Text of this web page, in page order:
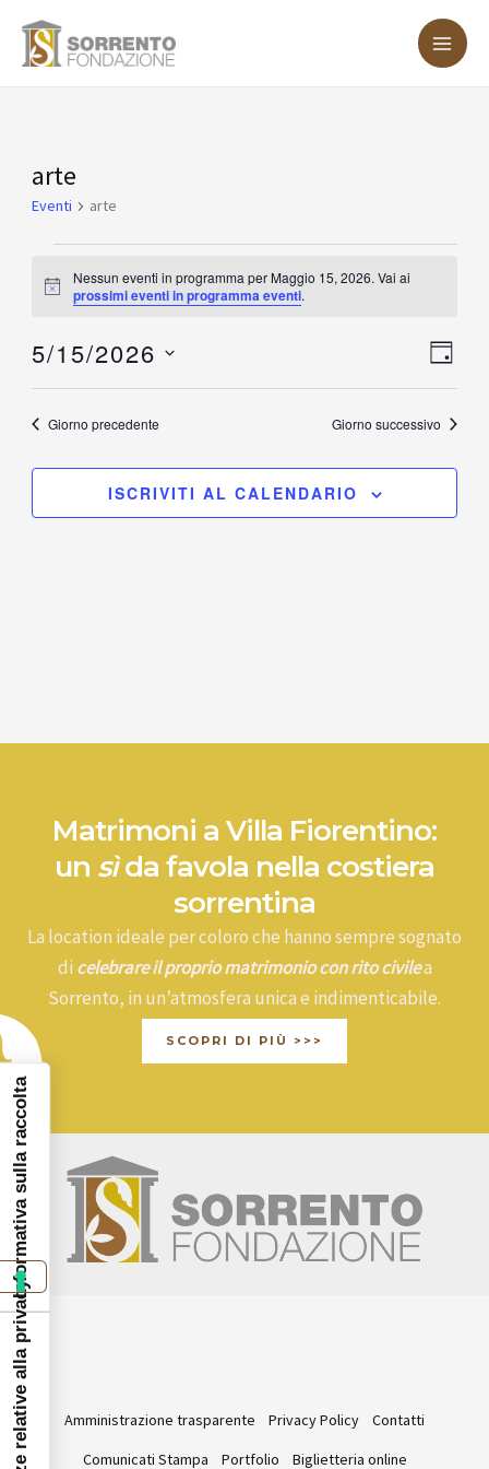
arte
Eventi arte
Eventi
for
Maggio
15,
Notice
Nessun eventi in programma per Maggio 15, 2026. Vai ai
prossimi eventi in programma eventi.
5/15/2026
Seleziona
la Giorno precedente Giorno successivo
ISCRIVITI AL CALENDARIO
Matrimoni a Villa Fiorentino:
un sìda favola nella costiera
sorrentina
La location ideale per coloro che hanno sempre sognato
di celebrare il proprio matrimonio con rito civilea
Sorrento, in un’atmosfera unica e indimenticabile.
SCOPRI DI PIÙ >>>
Amministrazione trasparente Privacy Policy
Contatti
Comunicati Stampa
Portfolio Biglietteria online
Informativa sulla raccolta